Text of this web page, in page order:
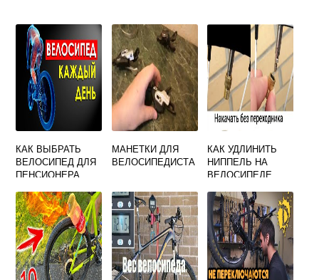
КАК ВЫБРАТЬ
ВЕЛОСИПЕД ДЛЯ
ПЕНСИОНЕРА
МАНЕТКИ ДЛЯ
ВЕЛОСИПЕДИСТА
КАК УДЛИНИТЬ
НИППЕЛЬ НА
ВЕЛОСИПЕДЕ